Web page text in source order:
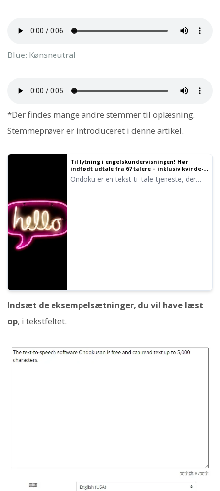
Blue: Kønsneutral
*Der findes mange andre stemmer til oplæsning.
Stemmeprøver er introduceret i denne artikel.
Til lytning i engelskundervisningen! Hør
indfødt udtale fra 67 talere – inklusiv kvinde-,
mande-, pige- og drengestemmer!
Ondoku er en tekst-til-tale-tjeneste, der
Indsæt de eksempelsætninger, du vil have læst
op, i tekstfeltet.